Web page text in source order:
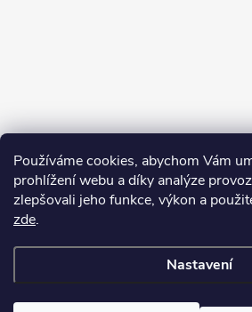
Používáme cookies, abychom Vám
prohlížení webu a díky analýze
zlepšovali jeho funkce, výkon a
zde.
Nastavení
BotyJakoNové.cz.